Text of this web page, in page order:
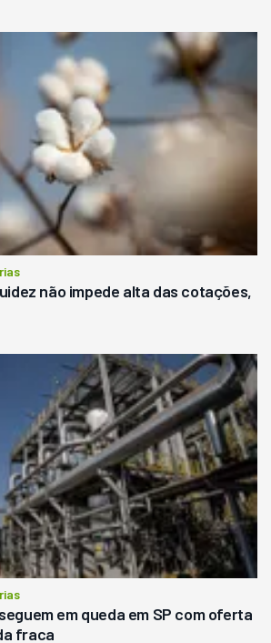
não impede alta das cotações,
em queda em SP com oferta
fraca